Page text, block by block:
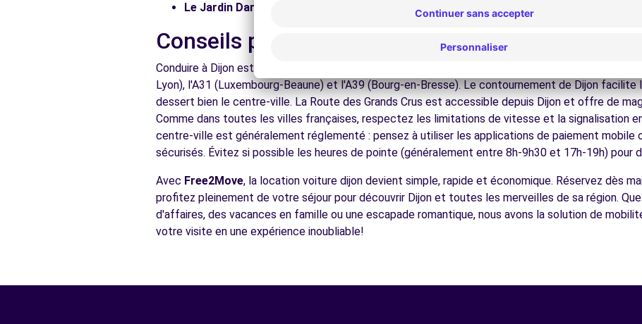
Free2Move Rent - GARAGE DE L'EUROPE - QUETIGNY (C)
4.0 km
13-15 BOULEVARD DE L'EUROPE
Voir toutes les agences
Le Jardin Darcy :
Promenez-vous dans ce jardin paysager avec sa fontaine polaire.
Conseils pratiques pour conduire à Dijon
Conduire à Dijon est accessible à tous les conducteurs avec quelques conseils pratiques. Dijon
Lyon), l'A31 (Luxembourg-Beaune) et l'A39 (Bourg-en-Bresse). Le contournement de Dijon
dessert bien le centre-ville. La Route des Grands Crus est accessible depuis Dijon et offre de
Comme dans toutes les villes françaises, respectez les limitations de vitesse et la signalisation
centre-ville est généralement réglementé : pensez à utiliser les applications de paiement mobile
sécurisés. Évitez si possible les heures de pointe (généralement entre 8h-9h30 et 17h-19h) pour
Avec Free2Move, la location voiture dijon devient simple, rapide et économique. Réservez dès
profitez pleinement de votre séjour pour découvrir Dijon et toutes les merveilles de sa région.
d'affaires, des vacances en famille ou une escapade romantique, nous avons la solution de
votre visite en une expérience inoubliable!